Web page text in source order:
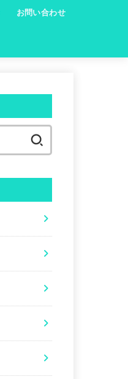
お問い合わせ